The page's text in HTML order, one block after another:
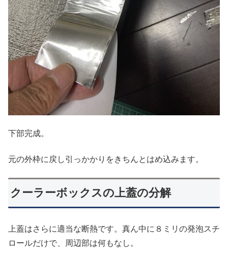
下部完成。
元の外枠に戻し引っかかりをきちんとはめ込みます。
クーラーボックスの上蓋の分解
上蓋はさらに適当な断熱です。真ん中に８ミリの発泡スチ
ロールだけで、周辺部は何もなし。